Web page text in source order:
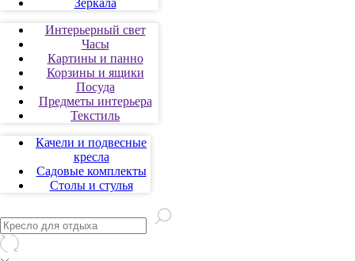
Зеркала
Интерьерный свет
Часы
Картины и панно
Корзины и ящики
Посуда
Предметы интерьера
Текстиль
Качели и подвесные
кресла
Садовые комплекты
Столы и стулья